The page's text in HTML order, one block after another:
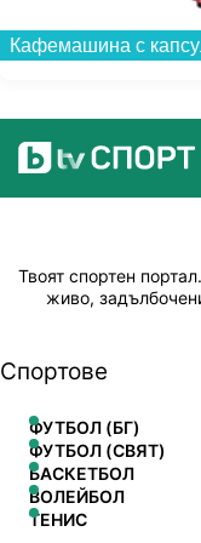
Твоят спортен
живо,
Спортове
ФУТБОЛ (БГ)
ФУТБОЛ (СВЯТ)
БАСКЕТБОЛ
ВОЛЕЙБОЛ
ТЕНИС